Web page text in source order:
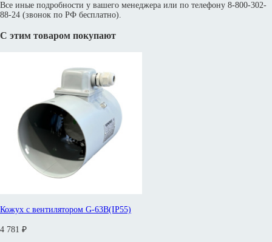
Все иные подробности у вашего менеджера или по телефону 8-800-302-
88-24 (звонок по РФ бесплатно).
С этим товаром покупают
Кожух с вентилятором G-63B(IP55)
4 781 ₽